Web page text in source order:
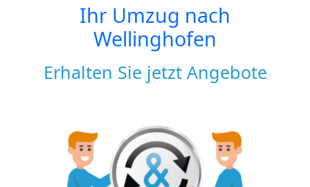
Ihr Umzug nach
Wellinghofen
Erhalten Sie jetzt Angebote